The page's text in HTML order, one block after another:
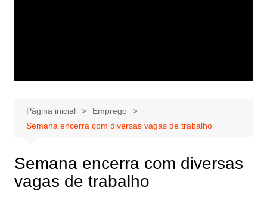
Página inicial
Emprego
Semana encerra com diversas vagas de trabalho
Semana encerra com diversas
vagas de trabalho